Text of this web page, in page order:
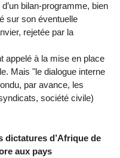
bilan-programme, bien
sur son éventuelle
rejetée par la
appelé à la mise en place
Mais "le dialogue interne
par avance, les
société civile)
dictatures d’Afrique de
aux pays